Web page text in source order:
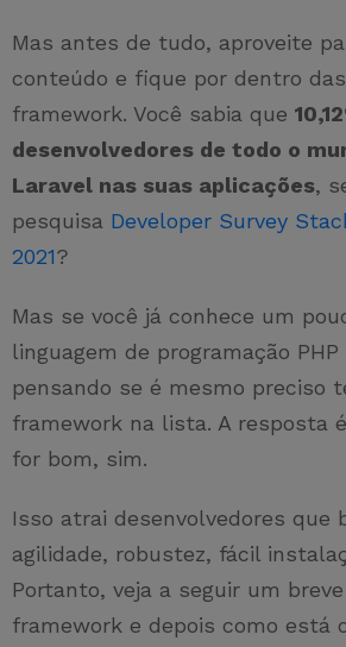
Mas antes de tudo, aproveite
conteúdo e fique por dentro
framework. Você sabia que
desenvolvedores de todo o
Laravel nas suas aplicações,
pesquisa Developer Survey
2021?
Mas se você já conhece um
linguagem de programação
pensando se é mesmo preciso
framework na lista. A resposta
for bom, sim.
Isso atrai desenvolvedores que
agilidade, robustez, fácil
Portanto, veja a seguir um
framework e depois como está